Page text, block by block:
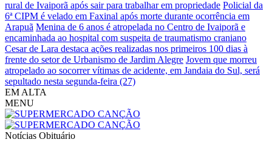
rural de Ivaiporã após sair para trabalhar em propriedade Policial da
6ª CIPM é velado em Faxinal após morte durante ocorrência em
Arapuã Menina de 6 anos é atropelada no Centro de Ivaiporã e
encaminhada ao hospital com suspeita de traumatismo craniano
Cesar de Lara destaca ações realizadas nos primeiros 100 dias à
frente do setor de Urbanismo de Jardim Alegre Jovem que morreu
atropelado ao socorrer vítimas de acidente, em Jandaia do Sul, será
sepultado nesta segunda-feira (27)
EM ALTA
MENU
Notícias Obituário